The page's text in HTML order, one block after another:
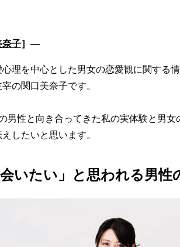
奈子］―
理を中心とした男女の恋愛観に関する
の関口美奈子です。
性と向き合ってきた私の実体験と男女
したいと思います。
いたい」と思われる男性